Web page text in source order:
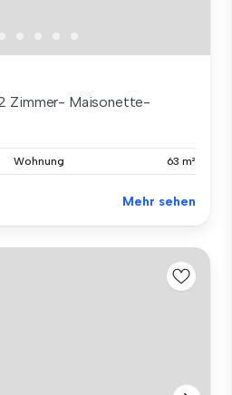
Zimmer- Maisonette-
Wohnung 63 m²
Mehr sehen